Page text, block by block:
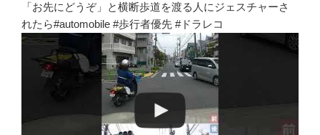
「お先にどうぞ」と横断歩道を渡る人にジェスチャーさ
れたら#automobile #歩行者優先 #ドラレコ